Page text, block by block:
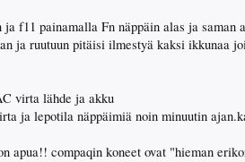
f11 painamalla Fn näppäin alas ja
ja ruutuun pitäisi ilmestyä kaksi ikkunaa
virta lähde ja akku
ja lepotila näppäimiä noin minuutin
apua!! compaqin koneet ovat "hieman